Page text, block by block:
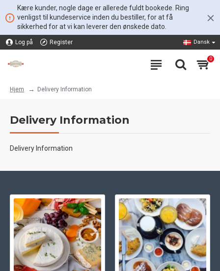
Kære kunder, nogle dage er allerede fuldt bookede. Ring
venligst til kundeservice inden du bestiller, for at få
sikkerhed for at vi kan leverer den ønskede dato.
Log på Register Dansk
0
Hjem Delivery Information
Delivery Information
Delivery Information